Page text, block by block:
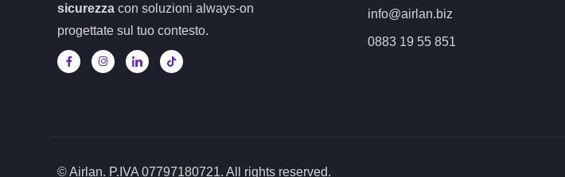
sicurezza con soluzioni always-on
progettate sul tuo contesto.
info@airlan.biz
0883 19 55 851
© Airlan. P.IVA 07797180721. All rights reserved.